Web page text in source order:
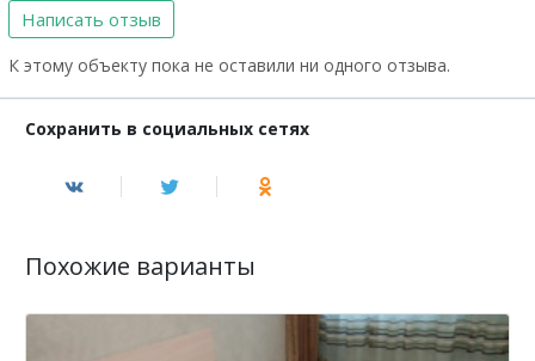
Написать отзыв
К этому объекту пока не оставили ни одного отзыва.
Сохранить в социальных сетях
Похожие варианты